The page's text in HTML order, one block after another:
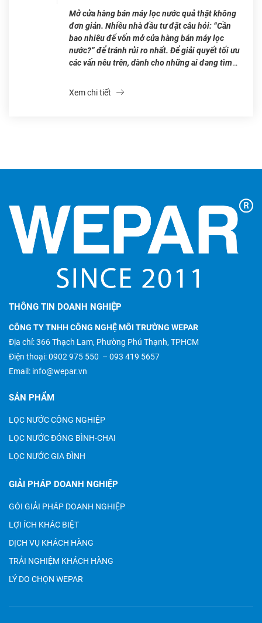
Mở cửa hàng bán máy lọc nước quả thật không
đơn giản. Nhiều nhà đầu tư đặt câu hỏi: “Cần
bao nhiêu để vốn mở cửa hàng bán máy lọc
nước?” để tránh rủi ro nhất. Để giải quyết tối ưu
các vấn nêu trên, dành cho những ai đang tìm
Xem chi tiết
THÔNG TIN DOANH NGHIỆP
CÔNG TY TNHH CÔNG NGHỆ MÔI TRƯỜNG WEPAR
Địa chỉ: 366 Thạch Lam, Phường Phú Thạnh, TPHCM
Điện thoại:0902 975 550 – 093 419 5657
Email: info@wepar.vn
SẢN PHẨM
LỌC NƯỚC CÔNG NGHIỆP
LỌC NƯỚC ĐÓNG BÌNH-CHAI
LỌC NƯỚC GIA ĐÌNH
GIẢI PHÁP DOANH NGHIỆP
GÓI GIẢI PHÁP DOANH NGHIỆP
LỢI ÍCH KHÁC BIỆT
DỊCH VỤ KHÁCH HÀNG
TRẢI NGHIỆM KHÁCH HÀNG
LÝ DO CHỌN WEPAR